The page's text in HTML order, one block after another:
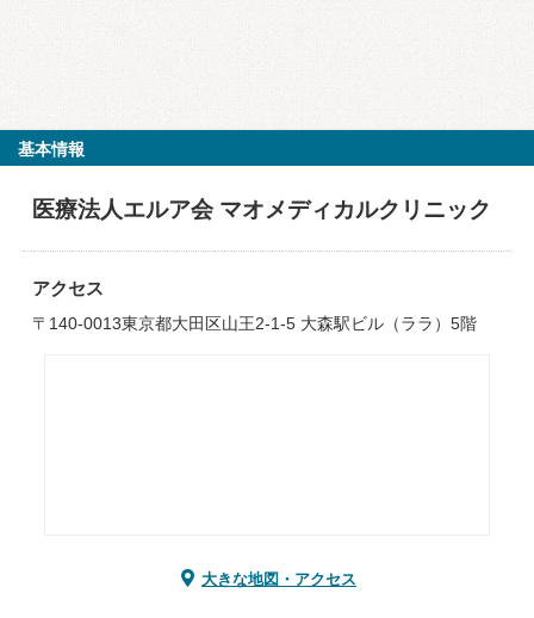
基本情報
医療法人エルア会 マオメディカルクリニック
アクセス
〒140-0013東京都大田区山王2-1-5 大森駅ビル（ララ）5階
大きな地図・アクセス